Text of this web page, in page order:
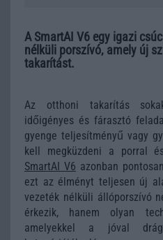
A SmartAI V6 egy igazi
nélküli porszívó, amely új
takarítást.
Az otthoni takarítás
időigényes és fárasztó
gyenge teljesítményű vagy
kell megküzdeni a porral
SmartAI V6 azonban
ezt az élményt teljesen új
vezeték nélküli állóporszívó
érkezik, hanem olyan
amelyekkel a jóval